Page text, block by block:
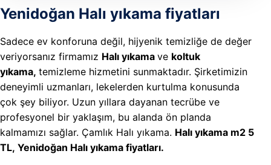
Yenidoğan Halı yıkama fiyatları
Sadece ev konforuna değil, hijyenik temizliğe de değer
veriyorsanız firmamız Halı yıkama ve koltuk
yıkama, temizleme hizmetini sunmaktadır. Şirketimizin
deneyimli uzmanları, lekelerden kurtulma konusunda
çok şey biliyor. Uzun yıllara dayanan tecrübe ve
profesyonel bir yaklaşım, bu alanda ön planda
kalmamızı sağlar. Çamlık Halı yıkama. Halı yıkama m2 5
TL, Yenidoğan Halı yıkama fiyatları.